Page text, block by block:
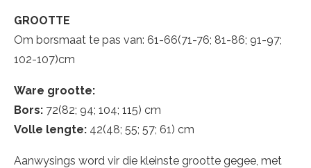
GROOTTE
Om borsmaat te pas van: 61-66(71-76; 81-86; 91-97;
102-107)cm
Ware grootte:
Bors: 72(82; 94; 104; 115) cm
Volle lengte: 42(48; 55; 57; 61) cm
Aanwysings word vir die kleinste grootte gegee, met